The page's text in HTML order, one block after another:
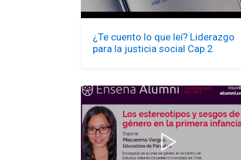
¿Te cuento lo que leí? Liderazgo
para la justicia social Cap.2